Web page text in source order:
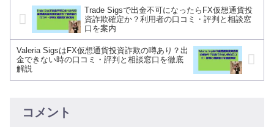
Trade Sigsで出金不可になったらFX仮想通貨投
資詐欺確定か？利用者の口コミ・評判と相談窓
口を案内
Valeria SigsはFX仮想通貨投資詐欺の噂あり？出
金できない時の口コミ・評判と相談窓口を徹底
解説
コメント